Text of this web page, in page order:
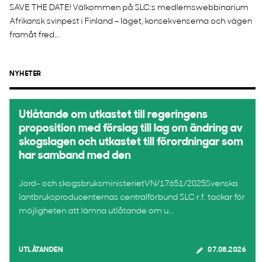
SAVE THE DATE! Välkommen på SLC:s medlemswebbinarium
Afrikansk svinpest i Finland – läget, konsekvenserna och vägen
framåt fred...
NYHETER
Utlåtande om utkastet till regeringens
proposition med förslag till lag om ändring av
skogslagen och utkastet till förordningar som
har samband med den
Jord- och skogsbruksministerietVN/17651/2025Svenska
lantbruksproducenternas centralförbund SLC r.f. tackar för
möjligheten att lämna utlåtande om u...
UTLÅTANDEN 07.08.2026